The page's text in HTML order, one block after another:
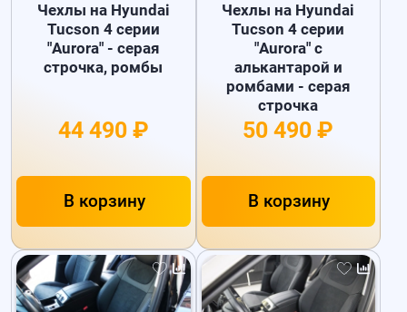
Чехлы на Hyundai
Tucson 4 серии
"Aurora" - серая
строчка, ромбы
44 490 ₽
В корзину
Чехлы на Hyundai
Tucson 4 серии
"Aurora" с
алькантарой и
ромбами - серая
строчка
50 490 ₽
В корзину